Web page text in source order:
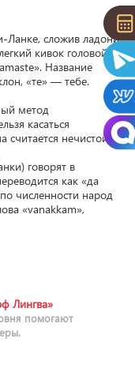
Ланке, сложив ладони
кивок головой.
Название
«те» — тебе.
метод
касаться
считается нечистой.
говорят в
как «да
численности народ
«vanakkam»,
Лингва»
помогают